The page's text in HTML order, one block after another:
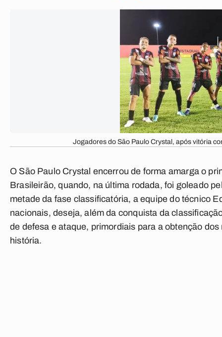
Jogadores do São Paulo Crystal, após vitória
O São Paulo Crystal encerrou de forma amarga o
Brasileirão, quando, na última rodada, foi goleado
metade da fase classificatória, a equipe do técnico
nacionais, deseja, além da conquista da
de defesa e ataque, primordiais para a obtenção
história.